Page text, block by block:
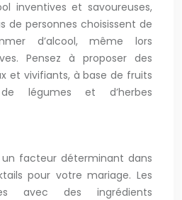
inventives et savoureuses,
de personnes choisissent de
d’alcool, même lors
Pensez à proposer des
et vivifiants, à base de fruits
légumes et d’herbes
facteur déterminant dans
pour votre mariage. Les
avec des ingrédients